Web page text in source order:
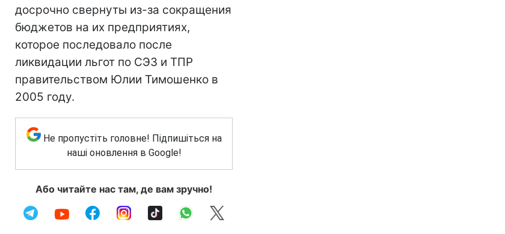
досрочно свернуты из-за сокращения
бюджетов на их предприятиях,
которое последовало после
ликвидации льгот по СЭЗ и ТПР
правительством Юлии Тимошенко в
2005 году.
Не пропустіть головне! Підпишіться на
наші оновлення в Google!
Або читайте нас там, де вам зручно!